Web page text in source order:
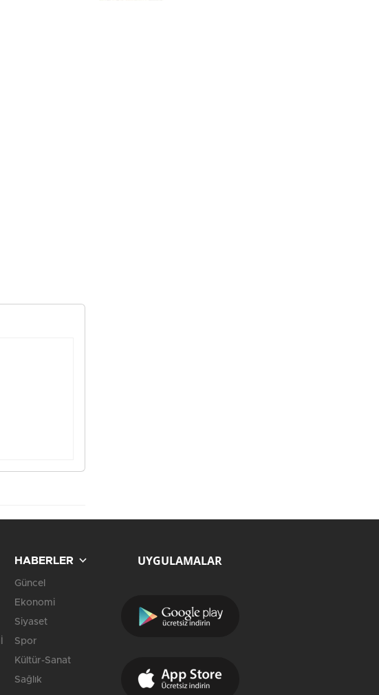
HABERLER
Güncel
Ekonomi
Siyaset
Spor
Kültür-Sanat
Sağlık
UYGULAMALAR